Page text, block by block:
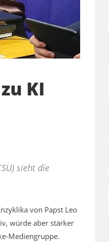
KI
sieht die
von Papst Leo
würde aber stärker
Mediengruppe.